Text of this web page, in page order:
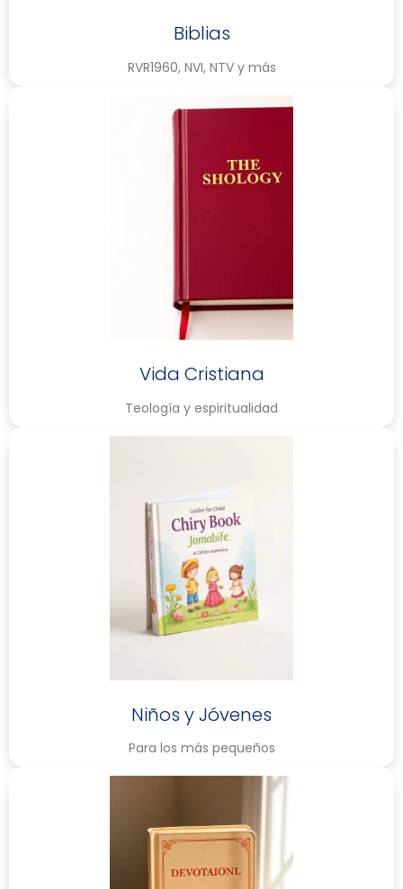
Biblias
RVR1960, NVI, NTV y más
Vida Cristiana
Teología y espiritualidad
Niños y Jóvenes
Para los más pequeños